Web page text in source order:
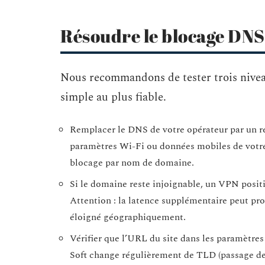
Résoudre le blocage
Nous recommandons de tester trois
simple au plus fiable.
Remplacer le DNS de votre opérateur par un
paramètres Wi-Fi ou données mobiles de
blocage par nom de domaine.
Si le domaine reste injoignable, un VPN
Attention : la latence supplémentaire peut
éloigné géographiquement.
Vérifier que l’URL du site dans les
Soft change régulièrement de TLD (passage